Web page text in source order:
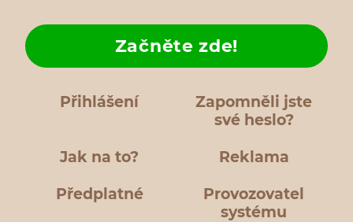
Přihlášení
Zapomněli jste
své heslo?
Jak na to?
Začněte zde!
Reklama
Předplatné
Provozovatel
systému